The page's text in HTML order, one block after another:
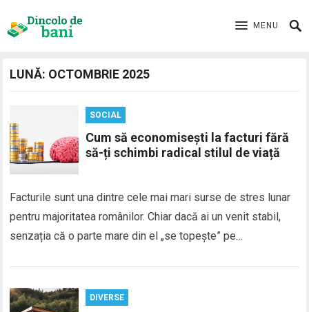
MENU
LUNĂ: OCTOMBRIE 2025
SOCIAL
Cum să economisești la facturi fără
să-ți schimbi radical stilul de viață
Facturile sunt una dintre cele mai mari surse de stres lunar
pentru majoritatea românilor. Chiar dacă ai un venit stabil,
senzația că o parte mare din el „se topește” pe…
DIVERSE